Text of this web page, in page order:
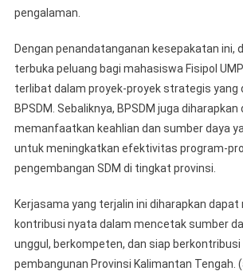
pengalaman.
Dengan penandatanganan kesepakatan ini,
terbuka peluang bagi mahasiswa Fisipol
terlibat dalam proyek-proyek strategis yang
BPSDM. Sebaliknya, BPSDM juga diharapkan
memanfaatkan keahlian dan sumber daya
untuk meningkatkan efektivitas program-
pengembangan SDM di tingkat provinsi.
Kerjasama yang terjalin ini diharapkan
kontribusi nyata dalam mencetak sumber
unggul, berkompeten, dan siap berkontribusi
pembangunan Provinsi Kalimantan Tengah.